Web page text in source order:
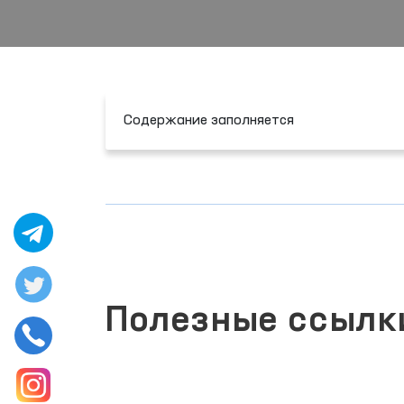
Содержание заполняется
Полезные